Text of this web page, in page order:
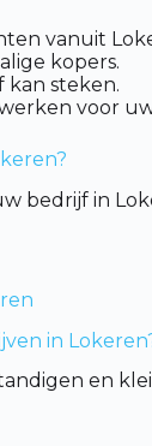
vanuit
kopers.
kan steken.
voor
bedrijf in
in
en